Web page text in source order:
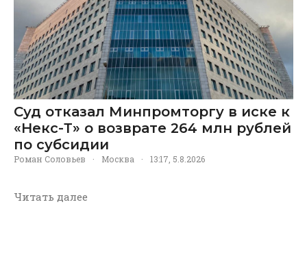
Суд отказал Минпромторгу в иске к
«Некс-Т» о возврате 264 млн рублей
по субсидии
Роман Соловьев · Москва · 13:17, 5.8.2026
Читать далее